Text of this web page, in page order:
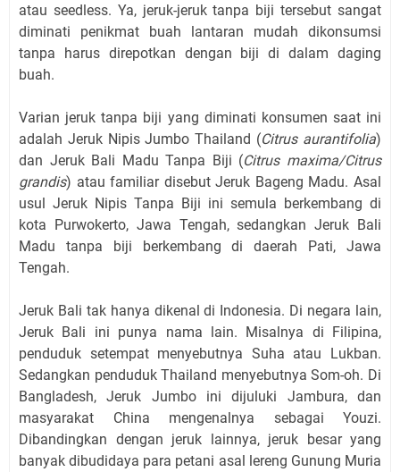
atau seedless. Ya, jeruk-jeruk tanpa biji tersebut sangat
diminati penikmat buah lantaran mudah dikonsumsi
tanpa harus direpotkan dengan biji di dalam daging
buah.
Varian jeruk tanpa biji yang diminati konsumen saat ini
adalah Jeruk Nipis Jumbo Thailand (Citrus aurantifolia)
dan Jeruk Bali Madu Tanpa Biji (Citrus maxima/Citrus
grandis) atau familiar disebut Jeruk Bageng Madu. Asal
usul Jeruk Nipis Tanpa Biji ini semula berkembang di
kota Purwokerto, Jawa Tengah, sedangkan Jeruk Bali
Madu tanpa biji berkembang di daerah Pati, Jawa
Tengah.
Jeruk Bali tak hanya dikenal di Indonesia. Di negara lain,
Jeruk Bali ini punya nama lain. Misalnya di Filipina,
penduduk setempat menyebutnya Suha atau Lukban.
Sedangkan penduduk Thailand menyebutnya Som-oh. Di
Bangladesh, Jeruk Jumbo ini dijuluki Jambura, dan
masyarakat China mengenalnya sebagai Youzi.
Dibandingkan dengan jeruk lainnya, jeruk besar yang
banyak dibudidaya para petani asal lereng Gunung Muria